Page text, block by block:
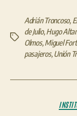
Etiquetas
Adrián Troncoso,
de Julio,Hugo
Olmos,Miguel
pasajeros,Unión